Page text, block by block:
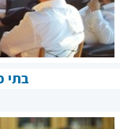
בתי